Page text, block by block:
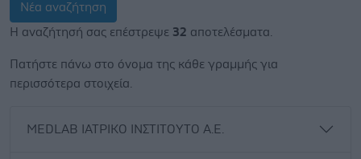
Νέα αναζήτηση
Η αναζήτησή σας επέστρεψε 32 αποτελέσματα.
Πατήστε πάνω στο όνομα της κάθε γραμμής για
περισσότερα στοιχεία.
MEDLAB ΙΑΤΡΙΚΟ ΙΝΣΤΙΤΟΥΤΟ Α.Ε.